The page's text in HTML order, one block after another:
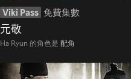
Viki Pass 免費集數
元敬
Ha Ryun 的角色是 配角